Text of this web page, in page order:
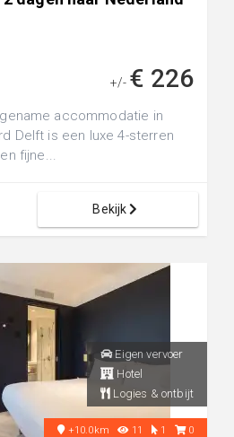
+/- € 226
accommodatie in
Delft is een luxe 4-sterren
fijne...
Bekijk
Eigen vervoer
Hotel
Logies & ontbijt
+10.0km 11 1 0